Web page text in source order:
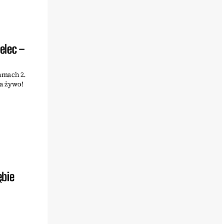
–
2.
żywo!